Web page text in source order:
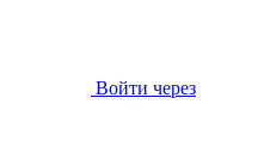
Войти через